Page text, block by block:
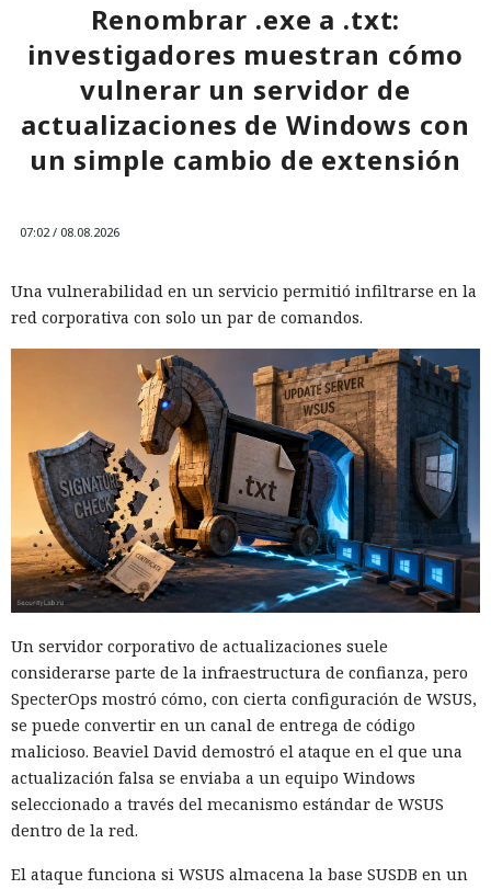
Renombrar .exe a .txt:
investigadores muestran cómo
vulnerar un servidor de
actualizaciones de Windows con
un simple cambio de extensión
07:02 / 08.08.2026
Una vulnerabilidad en un servicio permitió infiltrarse en la
red corporativa con solo un par de comandos.
Un servidor corporativo de actualizaciones suele
considerarse parte de la infraestructura de confianza, pero
SpecterOps mostró cómo, con cierta configuración de WSUS,
se puede convertir en un canal de entrega de código
malicioso. Beaviel David demostró el ataque en el que una
actualización falsa se enviaba a un equipo Windows
seleccionado a través del mecanismo estándar de WSUS
dentro de la red.
El ataque funciona si WSUS almacena la base SUSDB en un